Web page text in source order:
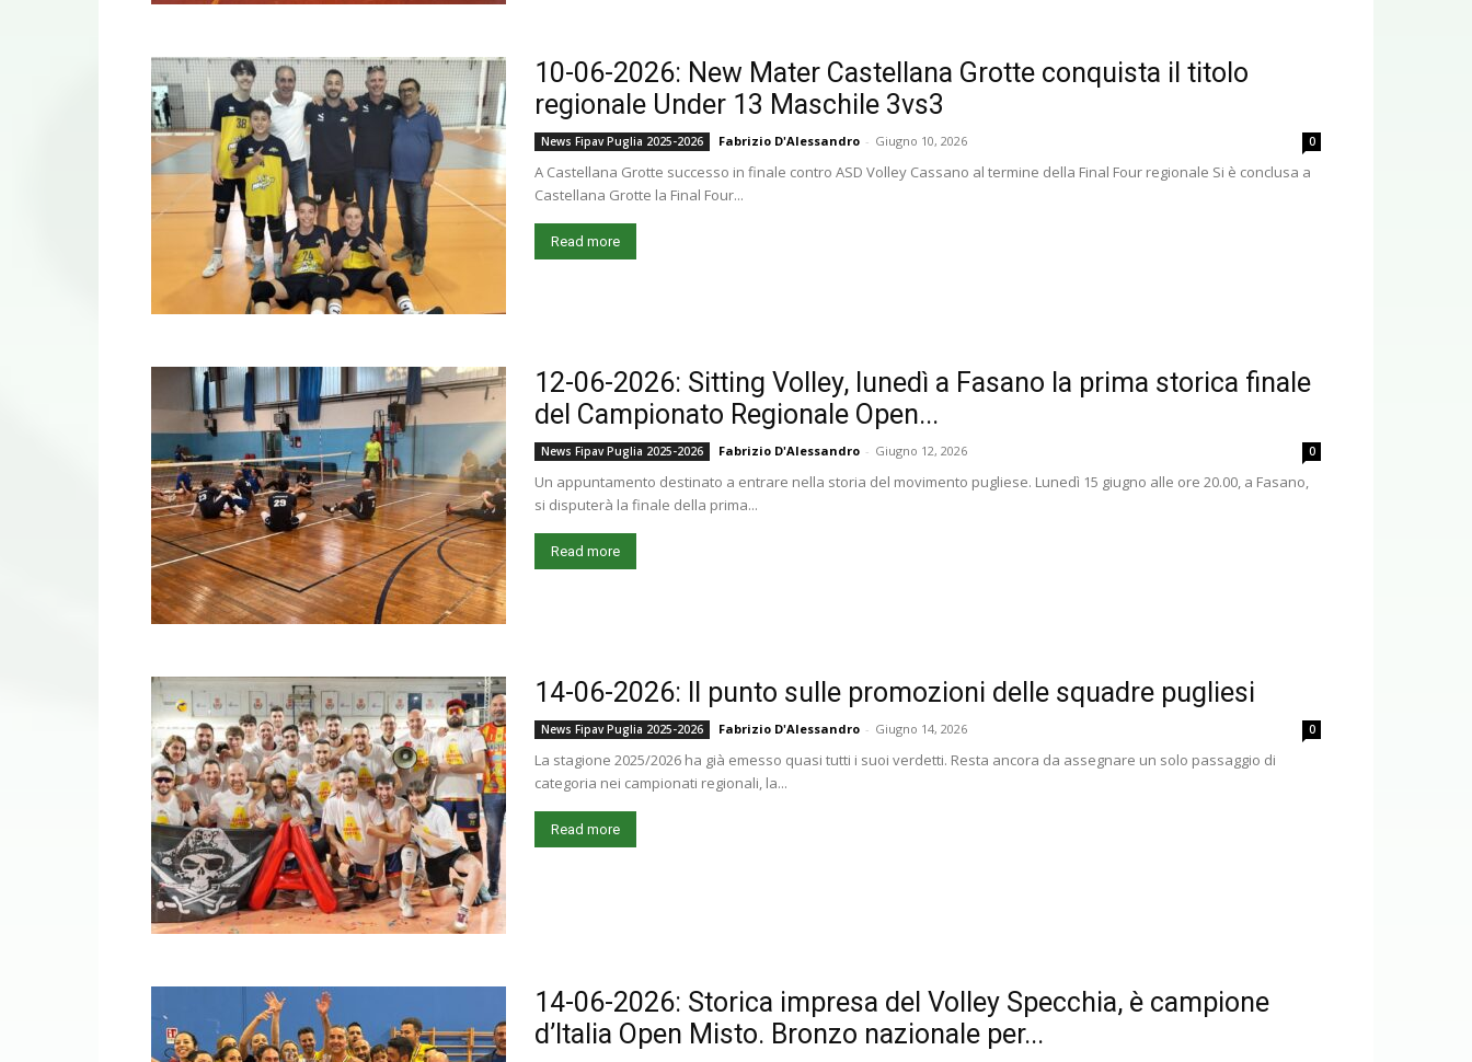
10-06-2026: New Mater Castellana Grotte conquista il titolo
regionale Under 13 Maschile 3vs3
News Fipav Puglia 2025-2026 Fabrizio D'Alessandro - Giugno 10, 2026 0
A Castellana Grotte successo in finale contro ASD Volley Cassano al termine della Final Four regionale Si è conclusa a
Castellana Grotte la Final Four...
Read more
12-06-2026: Sitting Volley, lunedì a Fasano la prima storica finale
del Campionato Regionale Open...
News Fipav Puglia 2025-2026 Fabrizio D'Alessandro - Giugno 12, 2026 0
Un appuntamento destinato a entrare nella storia del movimento pugliese. Lunedì 15 giugno alle ore 20.00, a Fasano,
si disputerà la finale della prima...
Read more
14-06-2026: Il punto sulle promozioni delle squadre pugliesi
News Fipav Puglia 2025-2026 Fabrizio D'Alessandro - Giugno 14, 2026 0
La stagione 2025/2026 ha già emesso quasi tutti i suoi verdetti. Resta ancora da assegnare un solo passaggio di
categoria nei campionati regionali, la...
Read more
14-06-2026: Storica impresa del Volley Specchia, è campione
d’Italia Open Misto. Bronzo nazionale per...